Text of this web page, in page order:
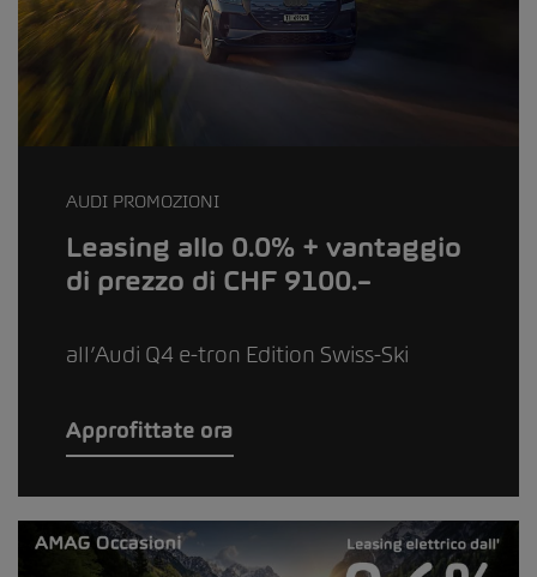
AUDI PROMOZIONI
Leasing allo 0.0% + vantaggio
di prezzo di CHF 9100.–
all’Audi Q4 e-tron Edition Swiss-Ski
Approfittate ora